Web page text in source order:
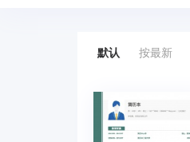
默认 按最新